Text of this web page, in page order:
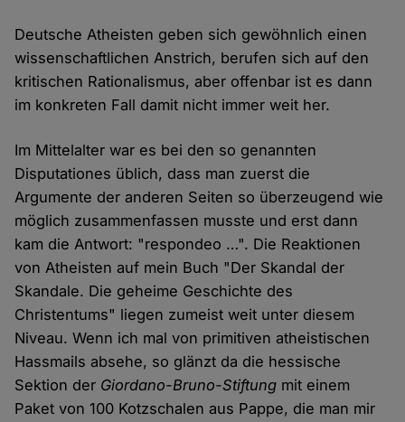
Deutsche Atheisten geben sich gewöhnlich einen
wissenschaftlichen Anstrich, berufen sich auf den
kritischen Rationalismus, aber offenbar ist es dann
im konkreten Fall damit nicht immer weit her.
Im Mittelalter war es bei den so genannten
Disputationes üblich, dass man zuerst die
Argumente der anderen Seiten so überzeugend wie
möglich zusammenfassen musste und erst dann
kam die Antwort: "respondeo …". Die Reaktionen
von Atheisten auf mein Buch "Der Skandal der
Skandale. Die geheime Geschichte des
Christentums" liegen zumeist weit unter diesem
Niveau. Wenn ich mal von primitiven atheistischen
Hassmails absehe, so glänzt da die hessische
Sektion der Giordano-Bruno-Stiftung mit einem
Paket von 100 Kotzschalen aus Pappe, die man mir